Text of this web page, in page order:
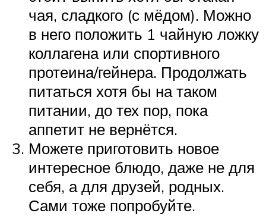
чая, сладкого (с мёдом). Можно
в него положить 1 чайную ложку
коллагена или спортивного
протеина/гейнера. Продолжать
питаться хотя бы на таком
питании, до тех пор, пока
аппетит не вернётся.
Можете приготовить новое
интересное блюдо, даже не для
себя, а для друзей, родных.
Сами тоже попробуйте.